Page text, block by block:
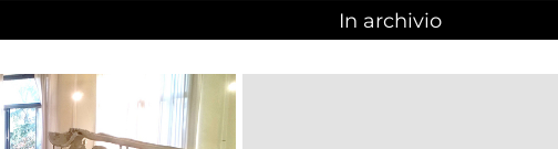
In archivio